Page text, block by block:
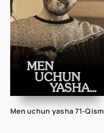
Men uchun yasha 71-Qism